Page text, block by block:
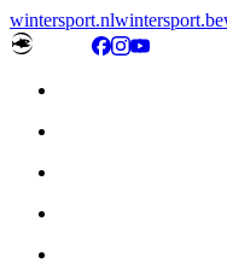
wintersport.nlwintersport.be